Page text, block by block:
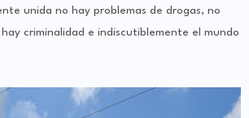
unida no hay problemas de drogas, no
criminalidad e indiscutiblemente el mundo